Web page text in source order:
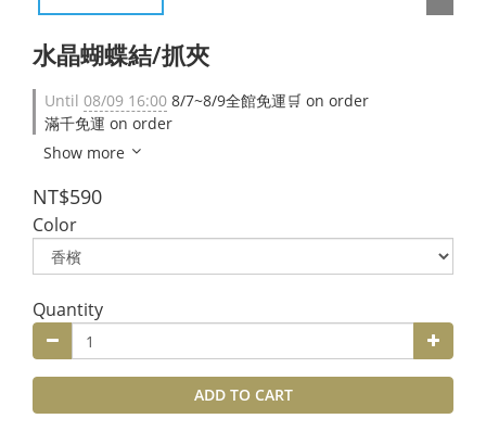
水晶蝴蝶結/抓夾
Until 08/09 16:00 8/7~8/9全館免運🛒 on order
滿千免運 on order
Show more
NT$590
Color
Quantity
ADD TO CART